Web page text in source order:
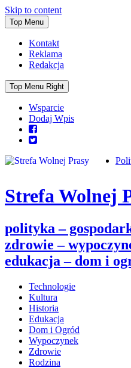
Skip to content
Top Menu
Kontakt
Reklama
Redakcja
Top Menu Right
Wsparcie
Dodaj Wpis
Strefa Wolnej
polityka –
zdrowie –
edukacja – dom i
Technologie
Kultura
Historia
Edukacja
Dom i Ogród
Wypoczynek
Zdrowie
Rodzina